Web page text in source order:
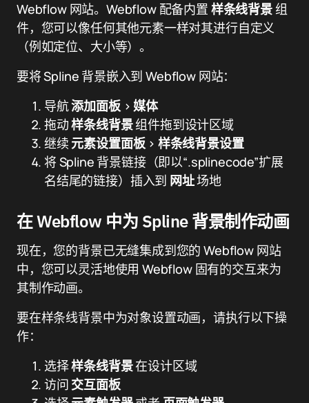
Webflow 网站。Webflow 配备内置 样条线背景组
件，您可以像任何其他元素一样对其进行自定义
（例如定位、大小等）。
要将 Spline 背景嵌入到 Webflow 网站：
导航添加面板> 媒体
拖动样条线背景组件拖到设计区域
继续 元素设置面板 > 样条线背景设置
将 Spline 背景链接（即以“.splinecode”扩展
名结尾的链接）插入到 网址场地
在 Webflow 中为 Spline 背景制作动画
现在，您的背景已无缝集成到您的 Webflow 网站
中，您可以灵活地使用 Webflow 固有的交互来为
其制作动画。
要在样条线背景中为对象设置动画，请执行以下操
作：
选择样条线背景在设计区域
访问 交互面板